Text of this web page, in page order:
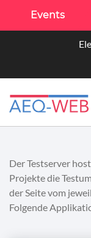
Events
Der Testserver
Projekte die
der Seite vom
Folgende